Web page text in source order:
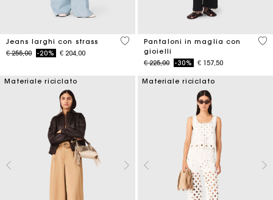
Jeans larghi con strass
Price reduced from
€ 255,00to-20% € 204,00
4,2 out of 5 Customer Rating
Pantaloni in maglia con
gioielli
Price reduced from
€ 225,00to-30% € 157,50
4,9
Materiale riciclato Materiale riciclato